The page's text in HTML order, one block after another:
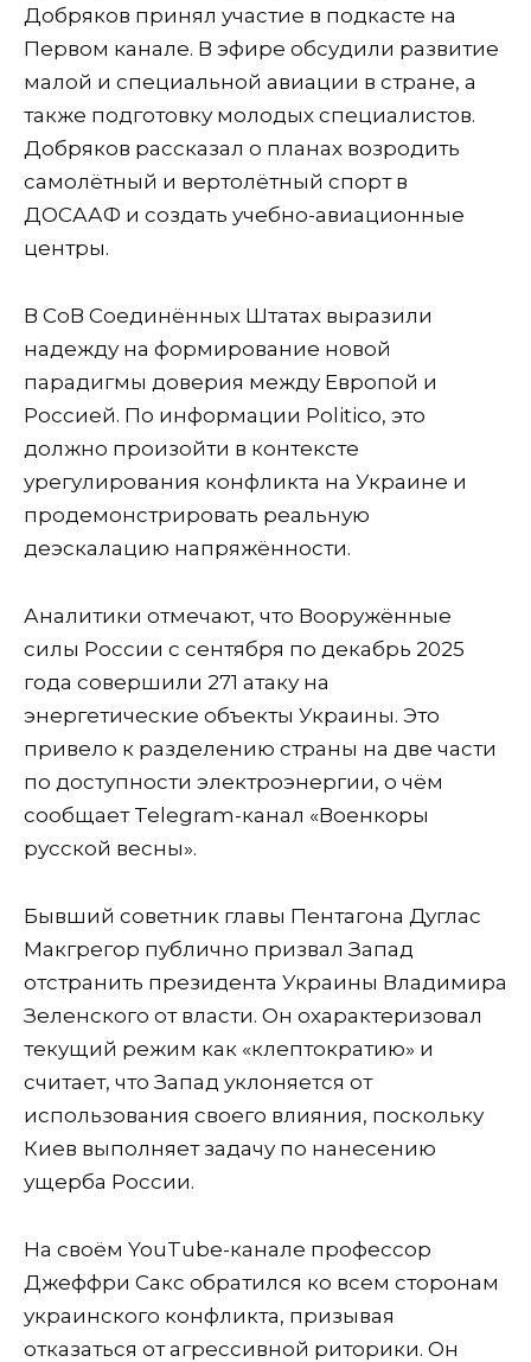
Добряков принял участие в подкасте на
Первом канале. В эфире обсудили развитие
малой и специальной авиации в стране, а
также подготовку молодых специалистов.
Добряков рассказал о планах возродить
самолётный и вертолётный спорт в
ДОСААФ и создать учебно-авиационные
центры.
В СоВ Соединённых Штатах выразили
надежду на формирование новой
парадигмы доверия между Европой и
Россией. По информации Politico, это
должно произойти в контексте
урегулирования конфликта на Украине и
продемонстрировать реальную
деэскалацию напряжённости.
Аналитики отмечают, что Вооружённые
силы России с сентября по декабрь 2025
года совершили 271 атаку на
энергетические объекты Украины. Это
привело к разделению страны на две части
по доступности электроэнергии, о чём
сообщает Telegram-канал «Военкоры
русской весны».
Бывший советник главы Пентагона Дуглас
Макгрегор публично призвал Запад
отстранить президента Украины Владимира
Зеленского от власти. Он охарактеризовал
текущий режим как «клептократию» и
считает, что Запад уклоняется от
использования своего влияния, поскольку
Киев выполняет задачу по нанесению
ущерба России.
На своём YouTube-канале профессор
Джеффри Сакс обратился ко всем сторонам
украинского конфликта, призывая
отказаться от агрессивной риторики. Он